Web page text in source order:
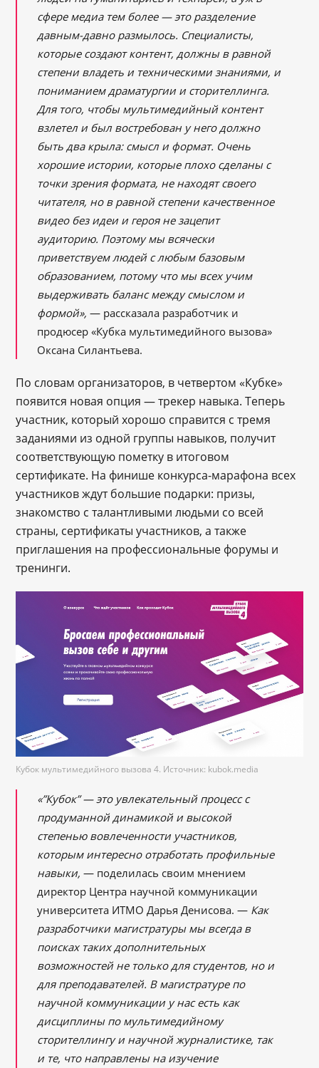
сфере медиа тем более — это разделение
давным-давно размылось. Специалисты,
которые создают контент, должны в равной
степени владеть и техническими знаниями, и
пониманием драматургии и сторителлинга.
Для того, чтобы мультимедийный контент
взлетел и был востребован у него должно
быть два крыла: смысл и формат. Очень
хорошие истории, которые плохо сделаны с
точки зрения формата, не находят своего
читателя, но в равной степени качественное
видео без идеи и героя не зацепит
аудиторию. Поэтому мы всячески
приветствуем людей с любым базовым
образованием, потому что мы всех учим
выдерживать баланс между смыслом и
формой», — рассказала разработчик и
продюсер «Кубка мультимедийного вызова»
Оксана Силантьева.
По словам организаторов, в четвертом «Кубке»
появится новая опция — трекер навыка. Теперь
участник, который хорошо справится с тремя
заданиями из одной группы навыков, получит
соответствующую пометку в итоговом
сертификате. На финише конкурса-марафона всех
участников ждут большие подарки: призы,
знакомство с талантливыми людьми со всей
страны, сертификаты участников, а также
приглашения на профессиональные форумы и
тренинги.
Кубок мультимедийного вызова 4. Источник: kubok.media
«”Кубок” — это увлекательный процесс с
продуманной динамикой и высокой
степенью вовлеченности участников,
которым интересно отработать профильные
навыки,— поделилась своим мнением
директор Центра научной коммуникации
университета ИТМО Дарья Денисова. — Как
разработчики магистратуры мы всегда в
поисках таких дополнительных
возможностей не только для студентов, но и
для преподавателей. В магистратуре по
научной коммуникации у нас есть как
дисциплины по мультимедийному
сторителлингу и научной журналистике, так
и те, что направлены на изучение